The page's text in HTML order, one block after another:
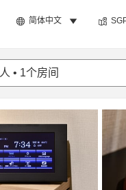
简体中文
人 • 1个房间